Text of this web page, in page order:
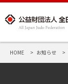
HOME お知らせ